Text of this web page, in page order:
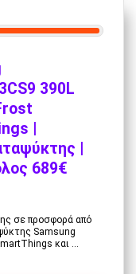
390L
|
|
689€
σε προσφορά από
Samsung
και ...